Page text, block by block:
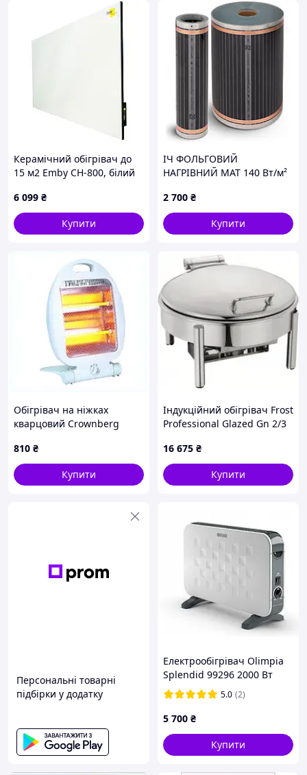
Керамічний обігрівач до
15 м2 Emby CH-800, білий
6 099 ₴
Купити
ІЧ ФОЛЬГОВИЙ
НАГРІВНИЙ МАТ 140 Вт/м²
2 700 ₴
Купити
Обігрівач на ніжках
кварцовий Crownberg
810 ₴
Купити
Індукційний обігрівач Frost
Professional Glazed Gn 2/3
16 675 ₴
Купити
Персональні товарні
підбірки у додатку
Електрообігрівач Olimpia
Splendid 99296 2000 Вт
5.0 (2)
5 700 ₴
Купити